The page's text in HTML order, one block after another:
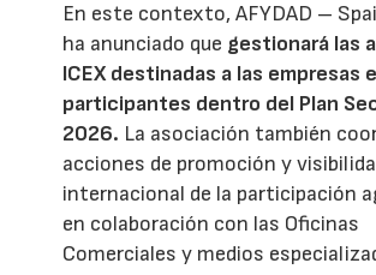
En este contexto, AFYDAD –
ha anunciado que gestionará las
ICEX destinadas a las empresas
participantes dentro del Plan
2026. La asociación también
acciones de promoción y
internacional de la participación
en colaboración con las Oficinas
Comerciales y medios